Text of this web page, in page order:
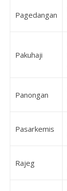
Pagedangan
Pakuhaji
Panongan
Pasarkemis
Rajeg